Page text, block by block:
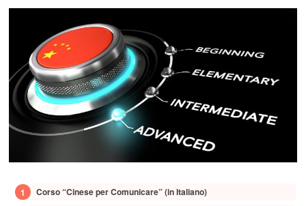
Corso “Cinese per Comunicare” (in Italiano)